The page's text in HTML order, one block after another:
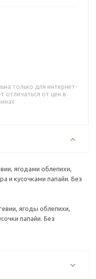
только для интернет-
отличаться от цен в
ягодами облепихи,
и кусочками папайи. Без
ягоды облепихи,
папайи. Без